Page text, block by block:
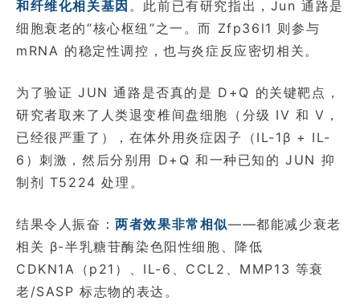
和纤维化相关基因 。此前已有研究指出，Jun 通路是
细胞衰老的“核心枢纽”之一。而 Zfp36l1 则参与
mRNA 的稳定性调控，也与炎症反应密切相关。
为了验证 JUN 通路是否真的是 D+Q 的关键靶点，
研究者取来了人类退变椎间盘细胞（分级 IV 和 V，
已经很严重了），在体外用炎症因子（IL-1β + IL-
6）刺激，然后分别用 D+Q 和一种已知的 JUN 抑
制剂 T5224 处理。
结果令人振奋：两者效果非常相似——都能减少衰老
相关 β-半乳糖苷酶染色阳性细胞、降低
CDKN1A（p21）、IL-6、CCL2、MMP13 等衰
老/SASP 标志物的表达。